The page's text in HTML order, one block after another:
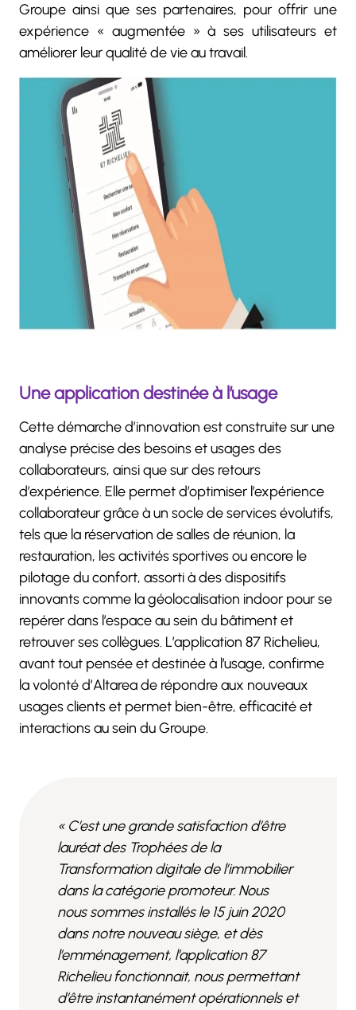
Groupe ainsi que ses partenaires, pour offrir une
expérience « augmentée » à ses utilisateurs et
améliorer leur qualité de vie au travail.
Une application destinée à l’usage
Cette démarche d’innovation est construite sur une
analyse précise des besoins et usages des
collaborateurs, ainsi que sur des retours
d’expérience. Elle permet d’optimiser l’expérience
collaborateur grâce à un socle de services évolutifs,
tels que la réservation de salles de réunion, la
restauration, les activités sportives ou encore le
pilotage du confort, assorti à des dispositifs
innovants comme la géolocalisation indoor pour se
repérer dans l’espace au sein du bâtiment et
retrouver ses collègues. L’application 87 Richelieu,
avant tout pensée et destinée à l’usage, confirme
la volonté d’Altarea de répondre aux nouveaux
usages clients et permet bien-être, efficacité et
interactions au sein du Groupe.
« C’est une grande satisfaction d’être
lauréat des Trophées de la
Transformation digitale de l’immobilier
dans la catégorie promoteur. Nous
nous sommes installés le 15 juin 2020
dans notre nouveau siège, et dès
l’emménagement, l’application 87
Richelieu fonctionnait, nous permettant
d’être instantanément opérationnels et